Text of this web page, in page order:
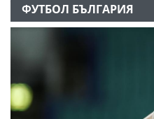
ФУТБОЛ БЪЛГАРИЯ